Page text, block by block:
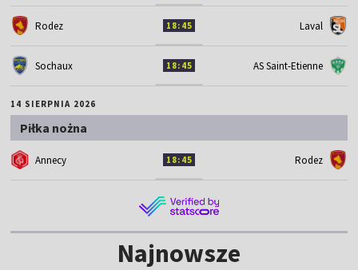
Rodez 18:45 Laval
Sochaux 18:45 AS Saint-Etienne
14 SIERPNIA 2026
Piłka nożna
Annecy 18:45 Rodez
Najnowsze